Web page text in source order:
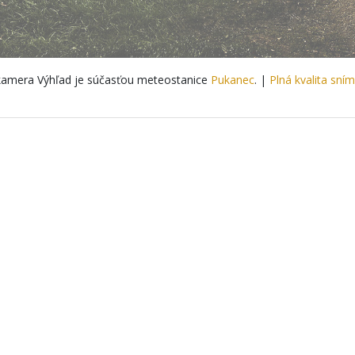
Výhľad je súčasťou meteostanice Pukanec. | Plná kvalita